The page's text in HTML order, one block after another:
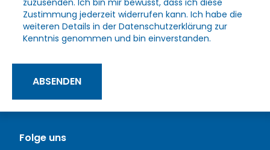
Folge uns
zuzusenden. Ich bin mir bewusst, dass ich diese
Zustimmung jederzeit widerrufen kann. Ich habe die
weiteren Details in derDatenschutzerklärung zur
Kenntnis genommen und bin einverstanden.
ABSENDEN